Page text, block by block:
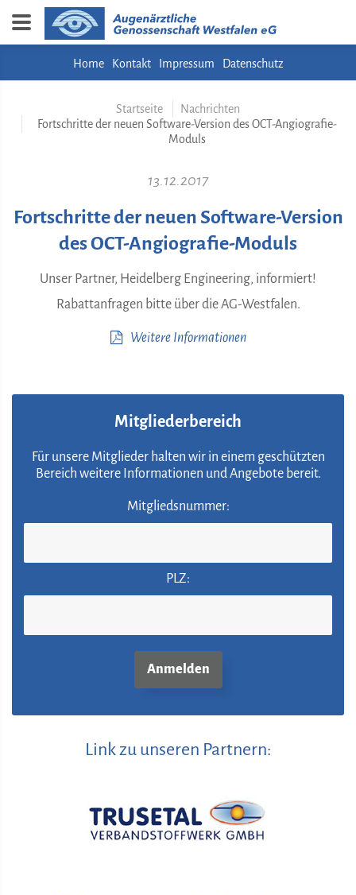
Home Kontakt Impressum Datenschutz
Startseite
Nachrichten
Fortschritte der neuen Software-Version des OCT-Angiografie-
Moduls
13.12.2017
Fortschritte der neuen Software-Version
des OCT-Angiografie-Moduls
Unser Partner, Heidelberg Engineering, informiert!
Rabattanfragen bitte über die AG-Westfalen.
Weitere Informationen
Mitgliederbereich
Für unsere Mitglieder halten wir in einem geschützten
Bereich weitere Informationen und Angebote bereit.
Mitgliedsnummer:
PLZ:
Link zu unseren Partnern: